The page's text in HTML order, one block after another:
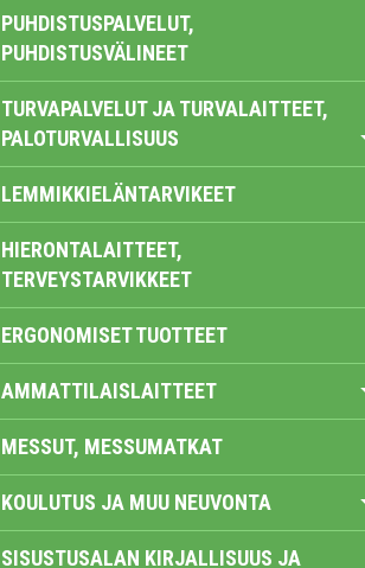
PUHDISTUSPALVELUT,
PUHDISTUSVÄLINEET
TURVAPALVELUT JA TURVALAITTEET,
PALOTURVALLISUUS
LEMMIKKIELÄNTARVIKEET
HIERONTALAITTEET,
TERVEYSTARVIKKEET
ERGONOMISET TUOTTEET
AMMATTILAISLAITTEET
MESSUT, MESSUMATKAT
KOULUTUS JA MUU NEUVONTA
SISUSTUSALAN KIRJALLISUUS JA